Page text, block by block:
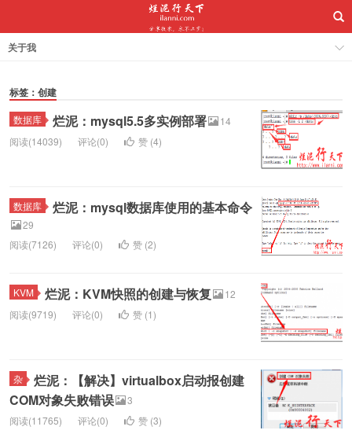
关于我
标签：创建
数据库 烂泥：mysql5.5多实例部署
14
阅读(14039)
评论(0) 赞 (4)
数据库 烂泥：mysql数据库使用的基本命令
29
阅读(7126)
评论(0) 赞 (2)
KVM 烂泥：KVM快照的创建与恢复
12
阅读(9719)
评论(0) 赞 (1)
杂
烂泥：【解决】virtualbox启动报创建
COM对象失败错误
3
阅读(11765)
评论(0) 赞 (3)